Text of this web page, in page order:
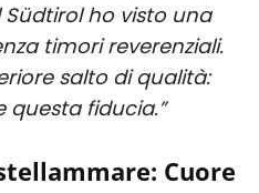
ho visto una
timori reverenziali.
salto di qualità:
fiducia.”
Cuore